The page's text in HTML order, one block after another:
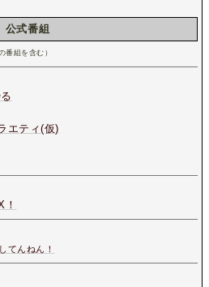
公式番組
番組を含む）
エティ(仮)
てんねん！